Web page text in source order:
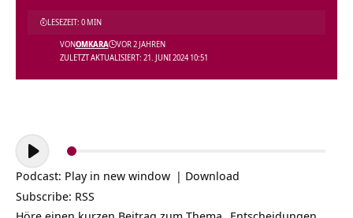
ZULETZT AKTUALISIERT: 21. JUNI 2024 10:51
VONOMKARA VOR 2 JAHREN
LESEZEIT: 0 MIN
Audio-
Player
Podcast: Play in new window | Download
Subscribe: RSS